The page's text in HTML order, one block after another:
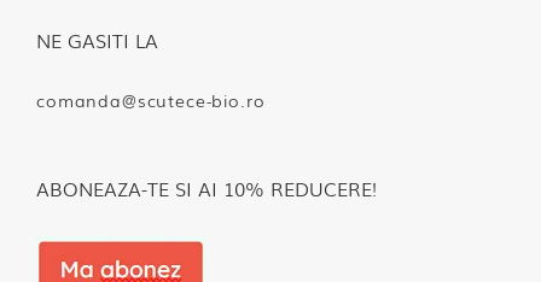
NE GASITI LA
comanda@scutece-bio.ro
ABONEAZA-TE SI AI 10% REDUCERE!